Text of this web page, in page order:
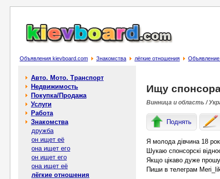
Объявления kievboard.com Знакомства лёгкие отношения
Авто. Мото. Транспорт
Недвижимость
Покупка/Продажа
Услуги
Работа
Знакомства
дружба
он ищет её
она ищет его
он ищет его
она ищет её
лёгкие отношения
Ищу
Винница и область /
Поднять
Я молода дівчина 18
Шукаю спонсорскі
Якщо цікаво дуже прошу
Пиши в телеграм